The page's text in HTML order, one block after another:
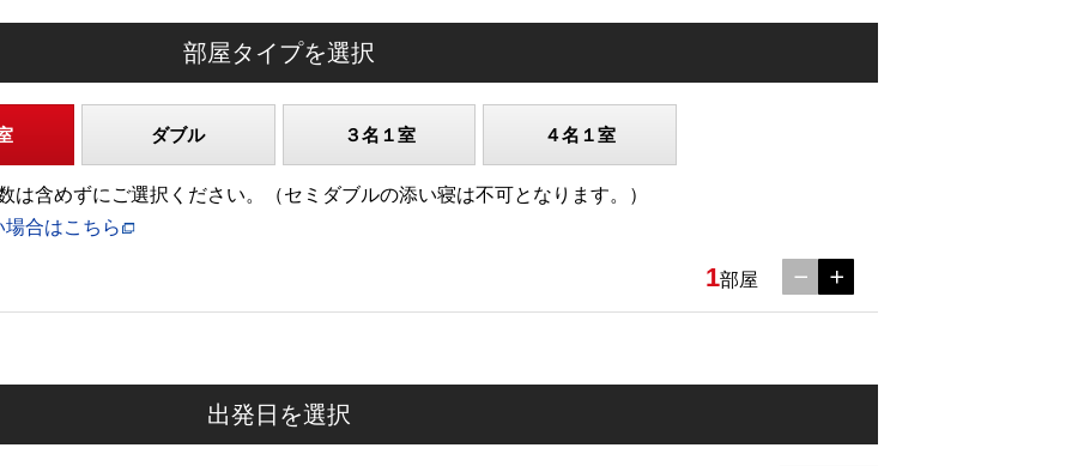
部屋タイプを選択
ダブル ３名１室 ４名１室
は含めずにご選択ください。（セミダブルの添い寝は不可となります。）
合はこちら
1部屋
出発日を選択